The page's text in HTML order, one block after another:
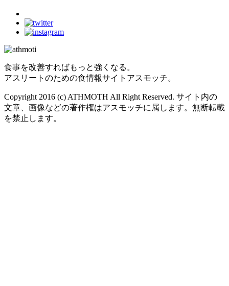
食事を改善すればもっと強くなる。
アスリートのための食情報サイトアスモッチ。
Copyright 2016 (c) ATHMOTH All Right Reserved. サイト内の
文章、画像などの著作権はアスモッチに属します。無断転載
を禁止します。